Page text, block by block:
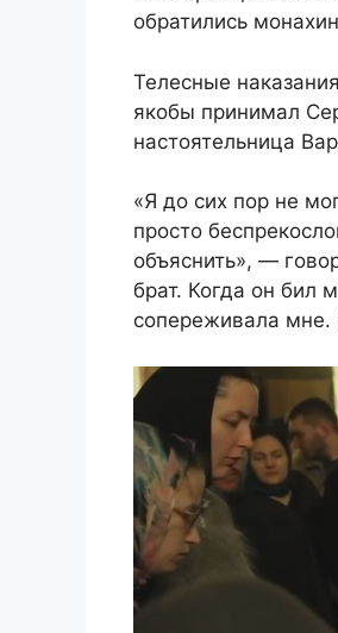
обратились
Телесные
якобы принимал
настоятельница
«Я до сих пор не
просто
объяснить», —
брат. Когда он бил
сопереживала мне.